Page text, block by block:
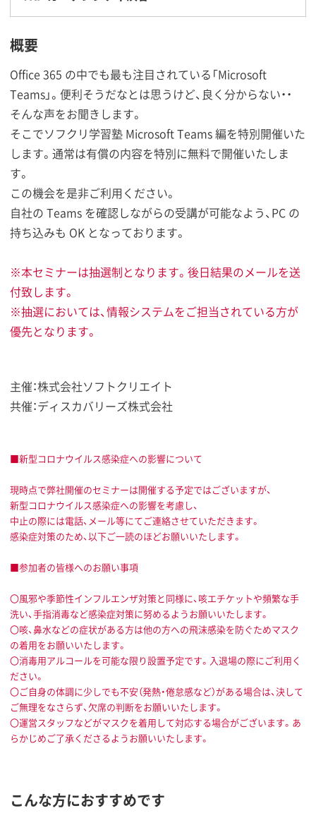
概要
Office 365 の中でも最も注目されている「Microsoft
Teams」。便利そうだなとは思うけど、良く分からない・・
そんな声をお聞きします。
そこでソフクリ学習塾 Microsoft Teams 編を特別開催いた
します。通常は有償の内容を特別に無料で開催いたしま
す。
この機会を是非ご利用ください。
自社の Teams を確認しながらの受講が可能なよう、PC の
持ち込みも OK となっております。
※本セミナーは抽選制となります。後日結果のメールを送
付致します。
※抽選においては、情報システムをご担当されている方が
優先となります。
主催：株式会社ソフトクリエイト
共催：ディスカバリーズ株式会社
■新型コロナウイルス感染症への影響について
現時点で弊社開催のセミナーは開催する予定ではございますが、
新型コロナウイルス感染症への影響を考慮し、
中止の際には電話、メール等にてご連絡させていただきます。
感染症対策のため、以下ご一読のほどお願いいたします。
■参加者の皆様へのお願い事項
〇風邪や季節性インフルエンザ対策と同様に、咳エチケットや頻繁な手
洗い、手指消毒など感染症対策に努めるようお願いいたします。
〇咳、鼻水などの症状がある方は他の方への飛沫感染を防ぐためマスク
の着用をお願いいたします。
〇消毒用アルコールを可能な限り設置予定です。入退場の際にご利用く
ださい。
〇ご自身の体調に少しでも不安（発熱・倦怠感など）がある場合は、決して
ご無理をなさらず、欠席の判断をお願いいたします。
〇運営スタッフなどがマスクを着用して対応する場合がございます。あ
らかじめご了承くださるようお願いいたします。
こんな方におすすめです